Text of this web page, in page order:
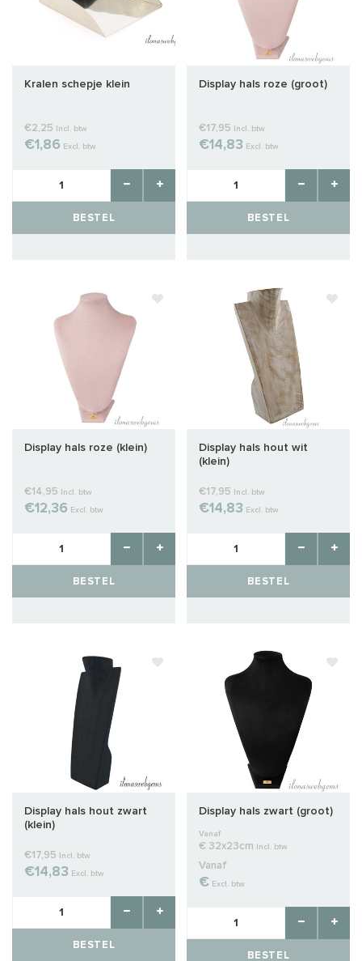
Kralen schepje klein
€2,25 Incl. btw
€1,86 Excl. btw
BESTEL
Display hals roze (groot)
€17,95 Incl. btw
€14,83 Excl. btw
BESTEL
Display hals roze (klein)
€14,95 Incl. btw
€12,36 Excl. btw
BESTEL
Display hals hout wit
(klein)
€17,95 Incl. btw
€14,83 Excl. btw
BESTEL
Display hals hout zwart
(klein)
€17,95 Incl. btw
€14,83 Excl. btw
BESTEL
Display hals zwart (groot)
Vanaf
€ 32x23cm Incl. btw
Vanaf
€ Excl. btw
BESTEL